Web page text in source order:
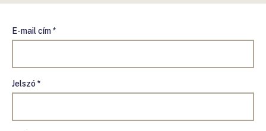
E-mail cím *
Jelszó *